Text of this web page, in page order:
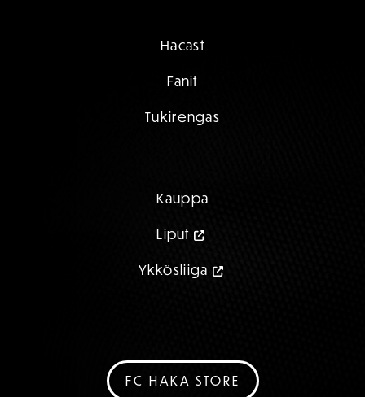
Hacast
Fanit
Tukirengas
Kauppa
Liput
Ykkösliiga
FC HAKA STORE